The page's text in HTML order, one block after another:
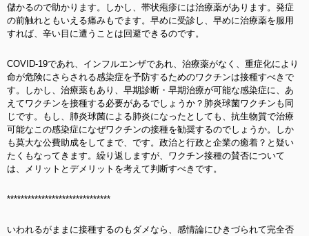
儲かるので助かります。しかし、帯状疱疹には治療薬があります。発症
の前触れともいえる痛みもでます。早めに受診し、早めに治療薬を服用
すれば、辛い目に遭うことは回避できるのです。
COVID-19であれ、インフルエンザであれ、治療薬がなく、重症化により
命が危険にさらされる感染症を予防するためのワクチンは接種すべきで
す。しかし、治療薬もあり、早期診断・早期治療が可能な感染症に、あ
えてワクチンを接種する必要があるでしょうか？肺炎球菌ワクチンも同
じです。もし、肺炎球菌による肺炎になったとしても、抗生物質で治療
可能なこの感染症になぜワクチンの接種を勧奨するのでしょうか。しか
も莫大な公費助成をしてまで、です。政治と行政と企業の癒着？と疑い
たくもなってきます。繰り返しますが、ワクチン接種の賛否について
は、メリットとデメリットを考えて判断すべきです。
******************************
いわれるがままに接種するのもダメなら、感情論にひきづられて完全否